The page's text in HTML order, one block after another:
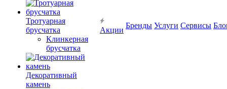
Тротуарная
брусчатка
Клинкерная
брусчатка
Декоративный
камень
Акции
Бренды Услуги Сервисы